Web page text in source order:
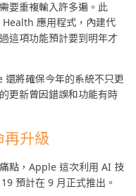
要重複輸入許多遍。此
應用程式，內建代
這項功能預計要到明年才
將確保今年的系統不只更
更新曾因錯誤和功能有時
升級
點，Apple 這次利用 AI 技
預計在 9 月正式推出。